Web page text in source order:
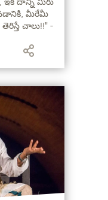
ఇక దాన్ని మీరు
మీరేమీ
తెరిస్తే చాలు!!" -